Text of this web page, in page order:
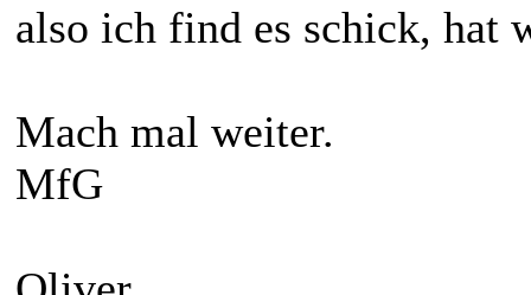
also ich find es schick, hat
Mach mal weiter.
MfG